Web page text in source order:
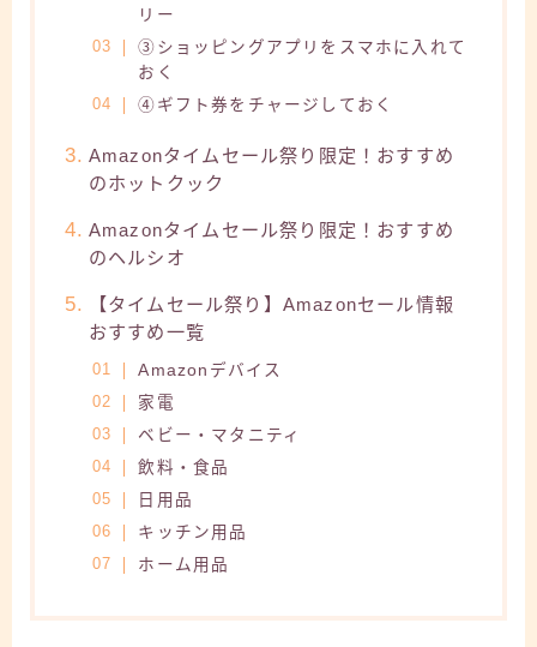
リー
③ショッピングアプリをスマホに入れて
おく
④ギフト券をチャージしておく
Amazonタイムセール祭り限定！おすすめ
のホットクック
Amazonタイムセール祭り限定！おすすめ
のヘルシオ
【タイムセール祭り】Amazonセール情報
おすすめ一覧
Amazonデバイス
家電
ベビー・マタニティ
飲料・食品
日用品
キッチン用品
ホーム用品